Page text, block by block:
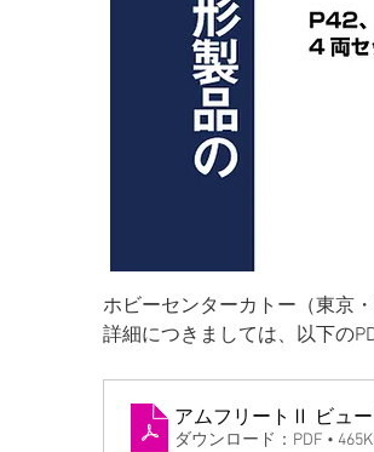
ホビーセンターカトー（東京
詳細につきましては、以下の
アムフリートⅡ ビュ
ダウンロード：PDF •